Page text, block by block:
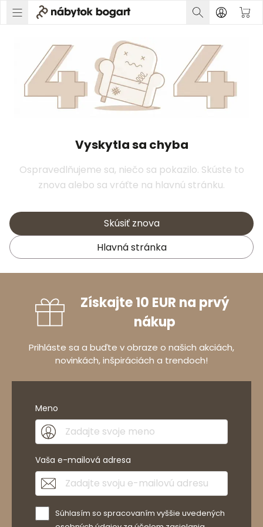
Vyskytla sa chyba
Ospravedlňujeme sa, niečo sa pokazilo. Skúste to
znova alebo sa vráťte na hlavnú stránku.
Skúsiť znova
Hlavná stránka
Získajte 10 EUR na prvý
nákup
Prihláste sa a buďte v obraze o našich akciách,
novinkách, inšpiráciách a trendoch!
Meno
Vaša e-mailová adresa
Súhlasím so spracovaním vyššie uvedených